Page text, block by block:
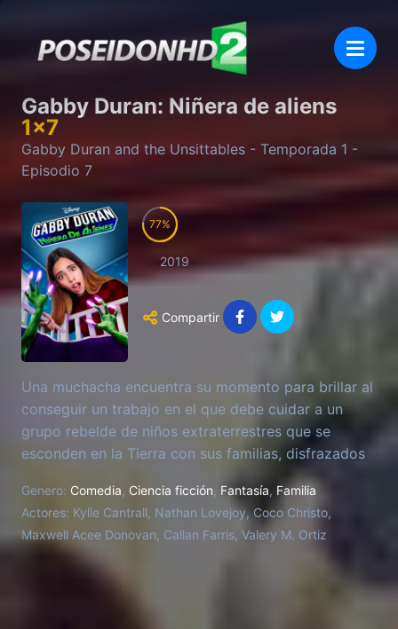
Gabby Duran: Niñera de aliens
1x7
Gabby Duran and the Unsittables - Temporada 1 -
Episodio 7
77
2019
Compartir
Una muchacha encuentra su momento para brillar al
conseguir un trabajo en el que debe cuidar a un
grupo rebelde de niños extraterrestres que se
esconden en la Tierra con sus familias, disfrazados
Genero: Comedia, Ciencia ficción, Fantasía, Familia
Actores: Kylie Cantrall, Nathan Lovejoy, Coco Christo,
Maxwell Acee Donovan, Callan Farris, Valery M. Ortiz